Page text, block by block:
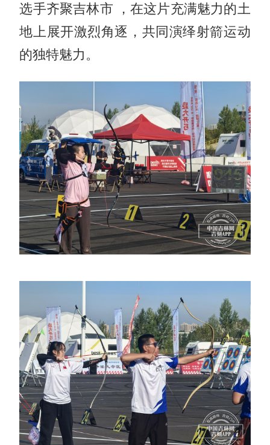
选手齐聚吉林市 ，在这片充满魅力的土
地上展开激烈角逐，共同演绎射箭运动
的独特魅力。